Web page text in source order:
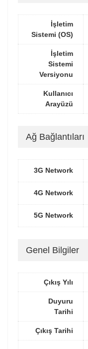
İşletim
Sistemi (OS)
İşletim
Sistemi
Versiyonu
Kullanıcı
Arayüzü
Ağ Bağlantıları
3G Network
4G Network
5G Network
Genel Bilgiler
Çıkış Yılı
Duyuru
Tarihi
Çıkış Tarihi